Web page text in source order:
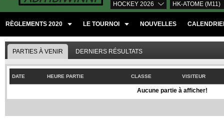
HOCKEY 2026 HK-ATOME (M11)
RÈGLEMENTS 2020 LE TOURNOI NOUVELLES
PARTIES À VENIR DERNIERS RÉSULTATS
DATE HEURE PARTIE CLASSE VISITEUR
Aucune partie à afficher!